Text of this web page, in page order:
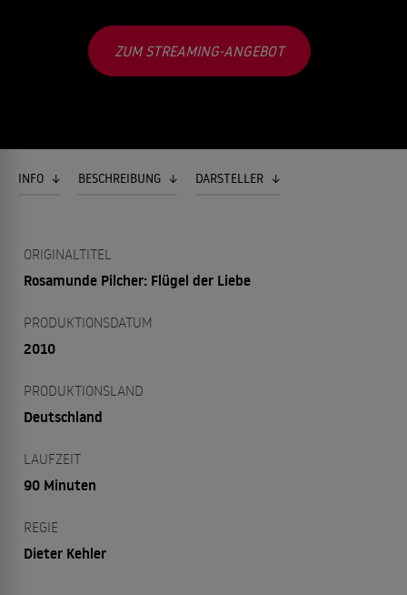
ZUM STREAMING-ANGEBOT
INFO BESCHREIBUNG DARSTELLER
ORIGINALTITEL
Rosamunde Pilcher: Flügel der Liebe
PRODUKTIONSDATUM
2010
PRODUKTIONSLAND
Deutschland
LAUFZEIT
90 Minuten
REGIE
Dieter Kehler